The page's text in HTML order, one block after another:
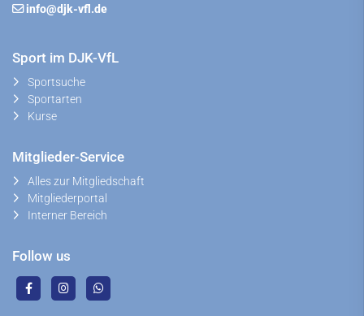
info@djk-vfl.de
Sport im DJK-VfL
Sportsuche
Sportarten
Kurse
Mitglieder-Service
Alles zur Mitgliedschaft
Mitgliederportal
Interner Bereich
Follow us